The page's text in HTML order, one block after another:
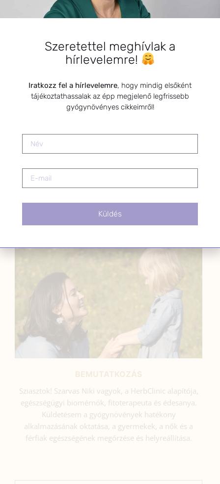
A gyógyító bogáncsok
2021.02.22.
Hogyan kezeld az erős
menstruációs vérzést
gyógynövényekkel?
Természetes bőrápolók
A példamutatás ereje
Sziasztok! Szarvas Niki vagyok, a HerbClinic alapítója,
egészségügyi biomérnök, fitoterapeuta és édesanya.
Küldetésem a gyógynövények hatékony
alkalmazásának oktatása, a gyermekek, a nők és a
férfiak egészségének megőrzése és helyreállítása.
Szeretettel meghívlak a
hírlevelemre!
Iratkozz fel a hírlevelemre, hogy mindig elsőként
tájékoztathassalak az épp megjelenő legfrissebb
gyógynövényes cikkeimről!
Küldés